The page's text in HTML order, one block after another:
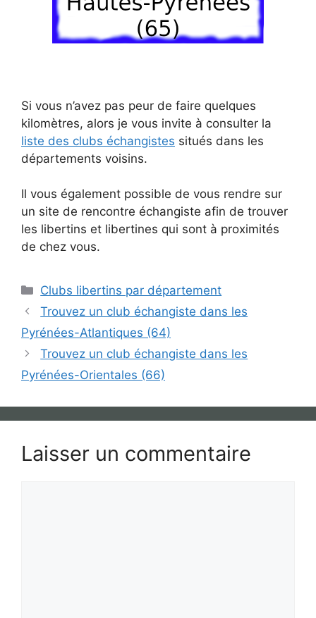
Si vous n’avez pas peur de faire quelques
kilomètres, alors je vous invite à consulter la
liste des clubs échangistes situés dans les
départements voisins.
Il vous également possible de vous rendre sur
un site de rencontre échangiste afin de trouver
les libertins et libertines qui sont à proximités
de chez vous.
Catégories
Clubs libertins par département
Trouvez un club échangiste dans les
Pyrénées-Atlantiques (64)
Trouvez un club échangiste dans les
Pyrénées-Orientales (66)
Laisser un commentaire